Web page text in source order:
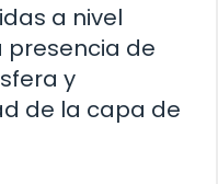
a nivel
de
y
de la capa de